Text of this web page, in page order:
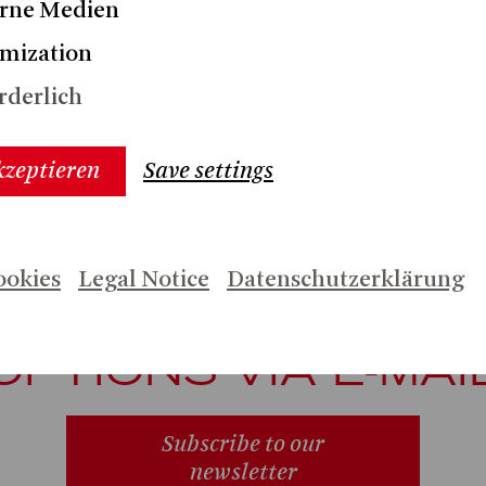
ON
VIA E-
Subscribe to our
newsletter
Medien
Save settings
Legal Notice Datenschutzerklärung